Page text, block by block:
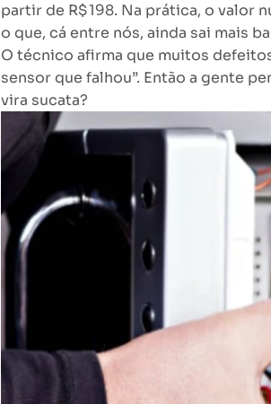
partir de R$ 198. Na prática, o valor
o que, cá entre nós, ainda sai mais
O técnico afirma que muitos
sensor que falhou”. Então a gente
vira sucata?